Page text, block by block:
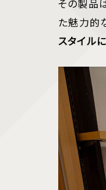
その製品
た魅力的
スタイル